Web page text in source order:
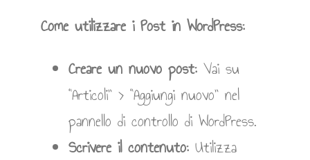
Come utilizzare i Post in WordPress:
Creare un nuovo post: Vai su
“Articoli” > “Aggiungi nuovo” nel
pannello di controllo di WordPress.
Scrivere il contenuto: Utilizza